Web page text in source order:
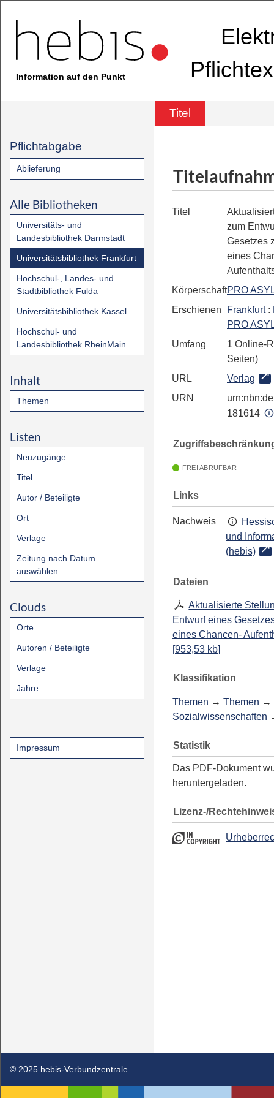
Information auf den Punkt
Titel
Pflichtabgabe
Ablieferung
Alle Bibliotheken
Universitäts- und
Landesbibliothek Darmstadt
Universitätsbibliothek Frankfurt
Hochschul-, Landes- und
Stadtbibliothek Fulda
Universitätsbibliothek Kassel
Hochschul- und
Landesbibliothek RheinMain
Inhalt
Themen
Listen
Neuzugänge
Titel
Autor / Beteiligte
Ort
Verlage
Zeitung nach Datum
auswählen
Clouds
Orte
Autoren / Beteiligte
Verlage
Jahre
Impressum
Titel
zum
Gesetzes
eines
KörperschaftPRO
Erschienen
Frankfurt:
PRO
Umfang
1 Online-
Seiten)
URL
Verlag
URN
181614
FREI ABRUFBAR
Links
Nachweis
und
(hebis)
Dateien
Aktualisierte
Entwurf eines
eines Chancen-
[953,53 kb]
Klassifikation
Themen → Themen →
Sozialwissenschaften
Statistik
Das PDF-Dokument
heruntergeladen.
Lizenz-/
© 2025 hebis-Verbundzentrale